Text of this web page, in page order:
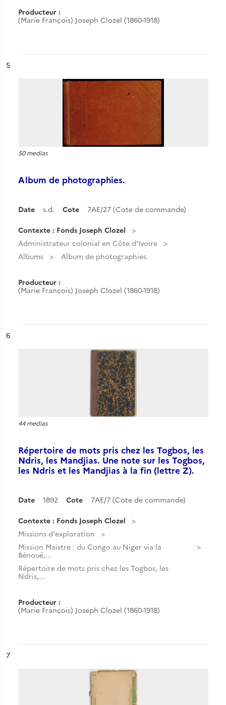
Producteur :
(Marie François) Joseph Clozel (1860-1918)
n°
5
50 medias
Album de photographies.
Date s.d. Cote 7AE/27 (Cote de commande)
Contexte : Fonds Joseph Clozel
Administrateur colonial en Côte d'Ivoire
Albums
Album de photographies.
Producteur :
(Marie François) Joseph Clozel (1860-1918)
n°
6
44 medias
Répertoire de mots pris chez les Togbos, les
Ndris, les Mandjias. Une note sur les Togbos,
les Ndris et les Mandjias à la fin (lettre Z).
Date 1892 Cote 7AE/7 (Cote de commande)
Contexte : Fonds Joseph Clozel
Missions d'exploration
Mission Maistre : du Congo au Niger via la
Bénoué,...
Répertoire de mots pris chez les Togbos, les
Ndris,...
Producteur :
(Marie François) Joseph Clozel (1860-1918)
n°
7